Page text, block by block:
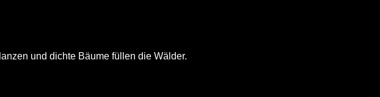
und dichte Bäume füllen die Wälder.